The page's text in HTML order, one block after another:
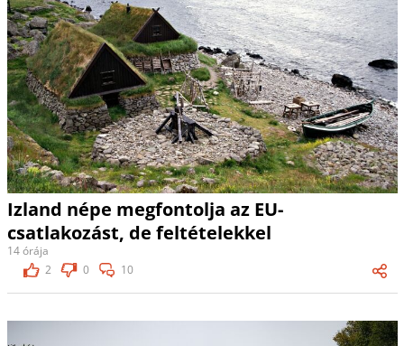
Izland népe megfontolja az EU-
csatlakozást, de feltételekkel
14 órája
2
0 10